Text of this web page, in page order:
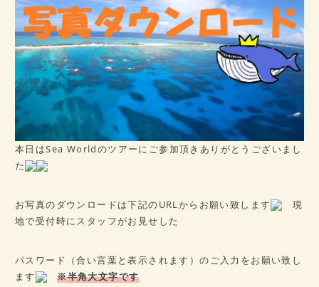
★ご予約はこちら★
会社概要
アクセス
本日はSea Worldのツアーにご参加頂きありがとうございまし
た
お写真のダウンロードは下記のURLからお願い致します
現
地で受付時にスタッフがお見せした
パスワード（合い言葉と表示されます）のご入力をお願い致し
ます
※半角大文字です